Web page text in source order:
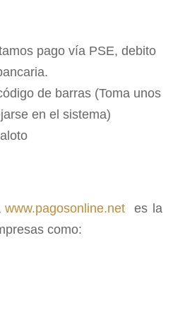
pago vía PSE, debito
de barras (Toma unos
en el sistema)
www.pagosonline.net es la
como: